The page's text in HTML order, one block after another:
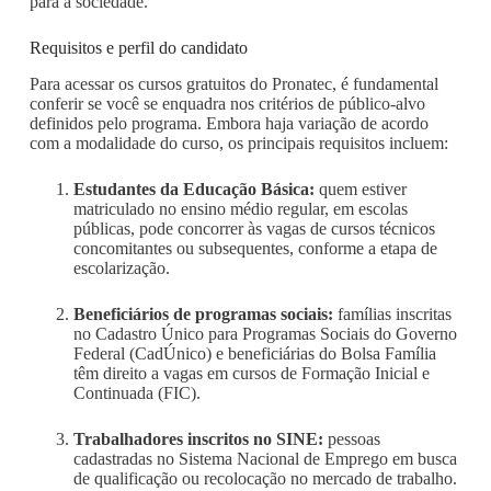
Requisitos e perfil do candidato
Para acessar os cursos gratuitos do Pronatec, é fundamental
conferir se você se enquadra nos critérios de público-alvo
definidos pelo programa. Embora haja variação de acordo
com a modalidade do curso, os principais requisitos incluem:
Estudantes da Educação Básica: quem estiver
matriculado no ensino médio regular, em escolas
públicas, pode concorrer às vagas de cursos técnicos
concomitantes ou subsequentes, conforme a etapa de
escolarização.
Beneficiários de programas sociais: famílias inscritas
no Cadastro Único para Programas Sociais do Governo
Federal (CadÚnico) e beneficiárias do Bolsa Família
têm direito a vagas em cursos de Formação Inicial e
Continuada (FIC).
Trabalhadores inscritos no SINE: pessoas
cadastradas no Sistema Nacional de Emprego em busca
de qualificação ou recolocação no mercado de trabalho.